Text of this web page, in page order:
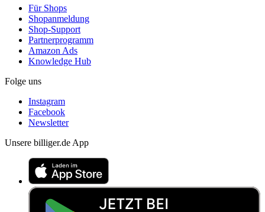
Für Shops
Shopanmeldung
Shop-Support
Partnerprogramm
Amazon Ads
Knowledge Hub
Folge uns
Instagram
Facebook
Newsletter
Unsere billiger.de App